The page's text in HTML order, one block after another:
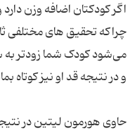
اگر کودکتان اضافه وزن
چراکه تحقیق های مختلفی
می‌شود کودک شما زودتر به
و در نتیجه قد او نیز کوتاه
حاوی هورمون لیتین در